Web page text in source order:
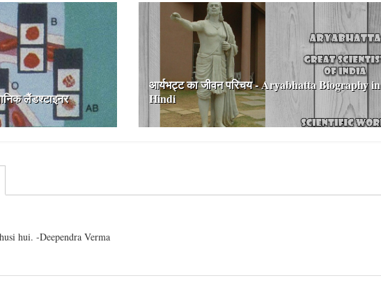
लैंडश्टाइनर
आर्यभट्ट का जीवन परिचय - Aryabhatta Biography in
Hindi
hui. -Deependra Verma